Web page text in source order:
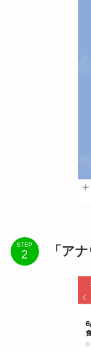
STEP 「ア